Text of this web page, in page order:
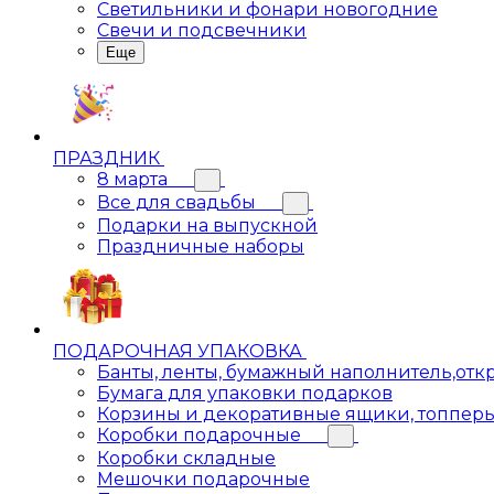
Светильники и фонари новогодние
Свечи и подсвечники
Еще
ПРАЗДНИК
8 марта
Все для свадьбы
Подарки на выпускной
Праздничные наборы
ПОДАРОЧНАЯ УПАКОВКА
Банты, ленты, бумажный
Бумага для упаковки подарков
Корзины и декоративные ящики,
Коробки подарочные
Коробки складные
Мешочки подарочные